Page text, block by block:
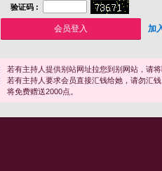
验证码 :
加
若有主持人提供别站网址拉您到别网站，请
若有主持人要求会员直接汇钱给她，请勿汇
将免费赠送2000点。